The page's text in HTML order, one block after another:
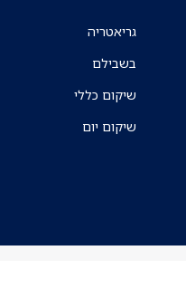
גריאטריה
בשבילם
שיקום כללי
שיקום יום